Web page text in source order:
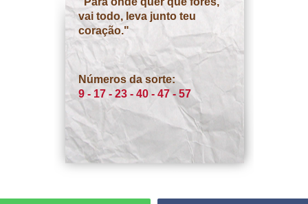
vai todo, leva junto teu
coração."
Números da sorte:
9 - 17 - 23 - 40 - 47 - 57